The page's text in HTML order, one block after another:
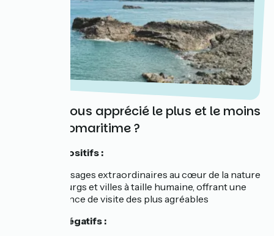
Qu'avez vous apprécié le plus et le moins
sur La Vélomaritime ?
Les points positifs :
Des paysages extraordinaires au cœur de la nature
Des bourgs et villes à taille humaine, offrant une
expérience de visite des plus agréables
Les points négatifs :